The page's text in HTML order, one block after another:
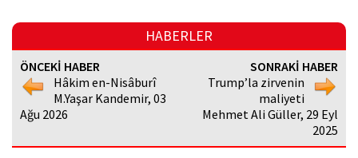
HABERLER
ÖNCEKİ HABER
Hâkim en-Nisâburî
M.Yaşar Kandemir, 03
Ağu 2026
SONRAKİ HABER
Trump’la zirvenin
maliyeti
Mehmet Ali Güller, 29 Eyl
2025